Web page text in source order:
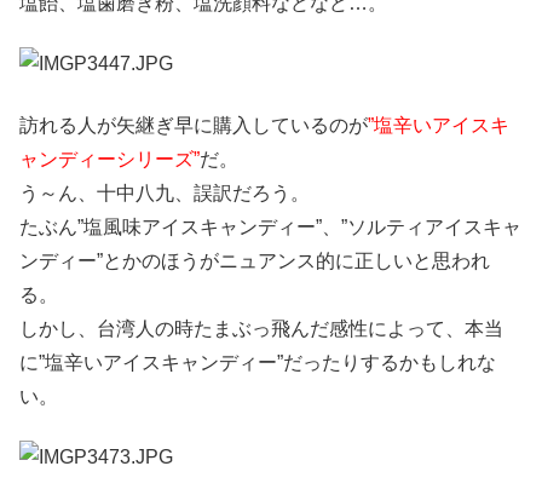
訪れる人が矢継ぎ早に購入しているのが”塩辛いアイスキ
ャンディーシリーズ”だ。
う～ん、十中八九、誤訳だろう。
たぶん”塩風味アイスキャンディー”、”ソルティアイスキャ
ンディー”とかのほうがニュアンス的に正しいと思われ
る。
しかし、台湾人の時たまぶっ飛んだ感性によって、本当
に”塩辛いアイスキャンディー”だったりするかもしれな
い。